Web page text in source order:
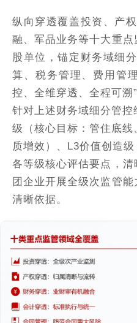
纵向穿透覆盖投资、产
融、军品业务等十大重
股单位，锚定财务域细
算、税务管理、费用管
控、全维穿透、全程可溯
针对上述财务域细分管
级（核心目标：管住底
质增效）、L3价值创造
各等级核心评估要点，
团企业开展全级次监管
清晰依据。